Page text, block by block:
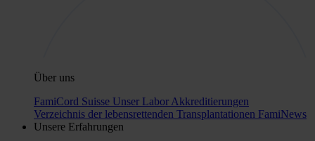
Über uns
FamiCord Suisse Unser Labor Akkreditierungen
Verzeichnis der lebensrettenden Transplantationen FamiNews
Unsere Erfahrungen